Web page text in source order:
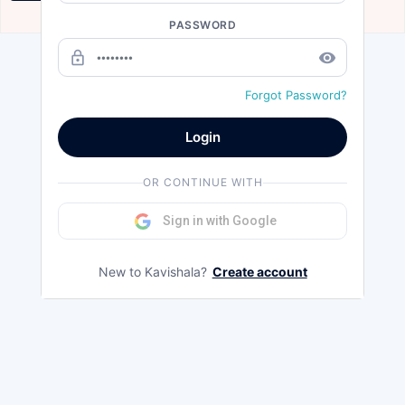
PASSWORD
lock_outline remove_red_eye
Forgot Password?
Login
OR CONTINUE WITH
Sign in with Google
New to Kavishala? Create account